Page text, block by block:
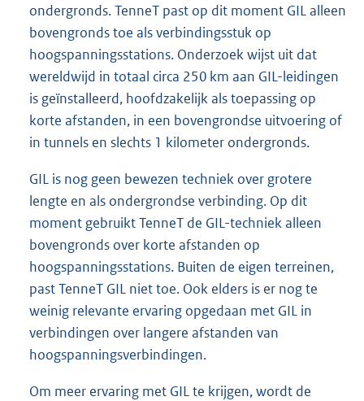
ondergronds. TenneT past op dit moment GIL alleen
bovengronds toe als verbindingsstuk op
hoogspanningsstations. Onderzoek wijst uit dat
wereldwijd in totaal circa 250 km aan GIL-leidingen
is geïnstalleerd, hoofdzakelijk als toepassing op
korte afstanden, in een bovengrondse uitvoering of
in tunnels en slechts 1 kilometer ondergronds.
GIL is nog geen bewezen techniek over grotere
lengte en als ondergrondse verbinding. Op dit
moment gebruikt TenneT de GIL-techniek alleen
bovengronds over korte afstanden op
hoogspanningsstations. Buiten de eigen terreinen,
past TenneT GIL niet toe. Ook elders is er nog te
weinig relevante ervaring opgedaan met GIL in
verbindingen over langere afstanden van
hoogspanningsverbindingen.
Om meer ervaring met GIL te krijgen, wordt de